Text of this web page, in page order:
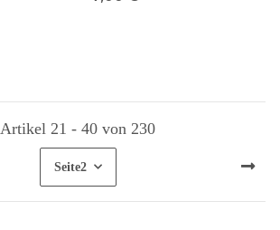
Artikel 21 - 40 von 230
Seite2